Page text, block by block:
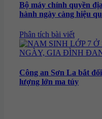
Bộ máy chính quyền
hành ngày càng hiệu
Categories
Phân tích bài viết
Công an Sơn La bắt
lượng lớn ma túy